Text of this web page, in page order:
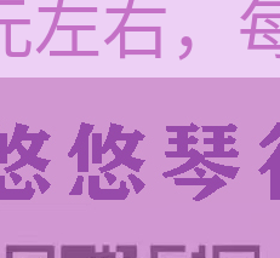
左右，